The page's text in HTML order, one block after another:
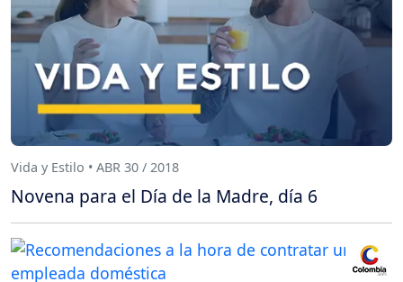
Vida y Estilo • ABR 30 / 2018
Novena para el Día de la Madre, día 6